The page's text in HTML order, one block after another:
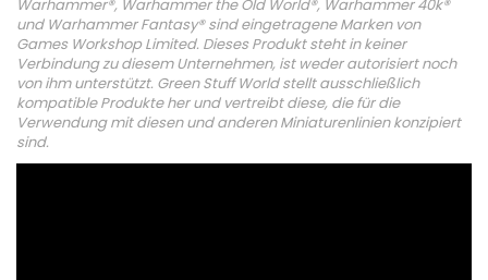
Warhammer®, Warhammer the Old World®, Warhammer 40k®
und Warhammer Fantasy® sind eingetragene Marken von
Games Workshop Limited. Dieses Produkt steht in keiner
Verbindung zu diesem Unternehmen, ist weder autorisiert noch
von ihm unterstützt. Green Stuff World stellt ausschließlich
kompatible Produkte her und vertreibt diese, die für die
Verwendung mit diesen und anderen Miniaturenlinien konzipiert
sind.